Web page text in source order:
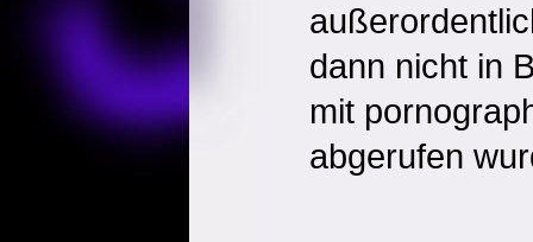
dann nicht in
mit
abgerufen